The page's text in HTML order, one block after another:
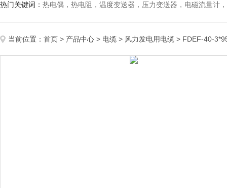
热门关键词： 热电偶，热电阻，温度变送器，压力变送器，电磁流量计，
当前位置： 首页 > 产品中心 > 电缆 > 风力发电用电缆 > FDEF-40-